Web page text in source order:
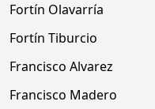
Fortín Olavarría
Fortín Tiburcio
Francisco Alvarez
Francisco Madero